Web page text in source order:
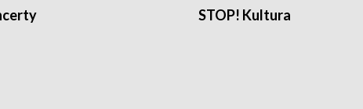
STOP! Kultura